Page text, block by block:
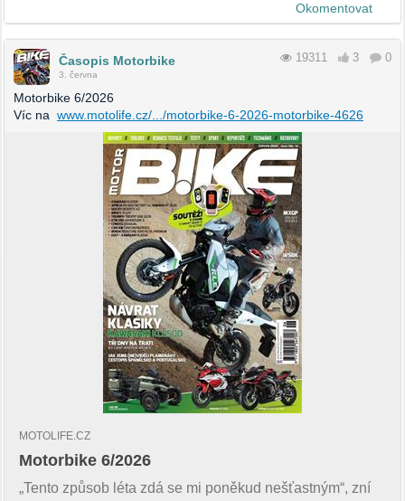
Okomentovat
Časopis Motorbike
3. června
19311 3 0
Motorbike 6/2026
Víc na www.motolife.cz/.../motorbike-6-2026-motorbike-4626
MOTOLIFE.CZ
Motorbike 6/2026
„Tento způsob léta zdá se mi poněkud nešťastným“, zní